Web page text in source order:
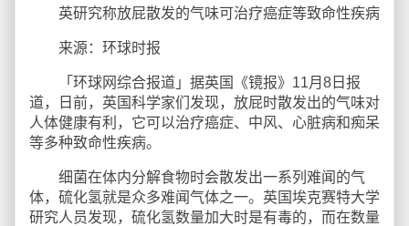
英研究称放屁散发的气味可治疗癌症等致命性疾病
来源：环球时报
「环球网综合报道」据英国《镜报》11月8日报
道，日前，英国科学家们发现，放屁时散发出的气味对
人体健康有利，它可以治疗癌症、中风、心脏病和痴呆
等多种致命性疾病。
细菌在体内分解食物时会散发出一系列难闻的气
体，硫化氢就是众多难闻气体之一。英国埃克赛特大学
研究人员发现，硫化氢数量加大时是有毒的，而在数量